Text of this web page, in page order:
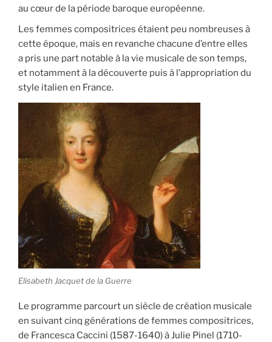
au cœur de la période baroque européenne.
Les femmes compositrices étaient peu nombreuses à
cette époque, mais en revanche chacune d’entre elles
a pris une part notable à la vie musicale de son temps,
et notamment à la découverte puis à l’appropriation du
style italien en France.
Elisabeth Jacquet de la Guerre
Le programme parcourt un siècle de création musicale
en suivant cinq générations de femmes compositrices,
de Francesca Caccini (1587-1640) à Julie Pinel (1710-